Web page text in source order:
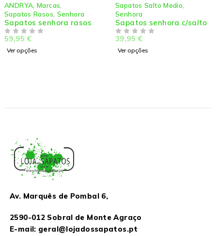
Sapatos Salto Medio
Senhora
Sapatos senhora c/salto
39,95
Ver opções
Daydoc Shoes
Sapatos de Salto Alto
Senhora
Sapatos senhora
59,95
Av. Marquês de Pombal 6,
2590-012 Sobral de Monte Agraço
E-mail: geral@lojadossapatos.pt